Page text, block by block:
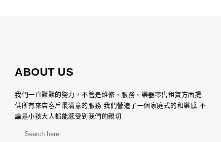
ABOUT US
我們一直默默的努力，不管是維修、服務、樂器零售租賃方面提
供所有來店客戶最滿意的服務 我們營造了一個家庭式的和樂感 不
論是小孩大人都能感受到我們的親切